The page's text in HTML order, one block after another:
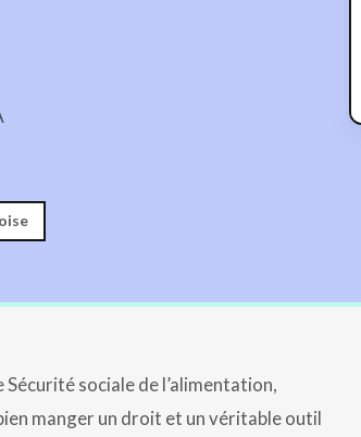
sociale de l’alimentation,
manger un droit et un véritable outil